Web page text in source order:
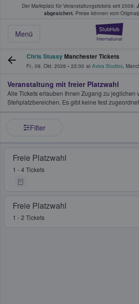
Der Marktplatz für Veranstaltungstickets seit 2009.
abgesichert. Preise können vom
Menü
Tickets kaufen &
Chris StussyManchester Tickets
Fr., 09. Okt. 2026 • 22:00 at Aviva Studios,
Veranstaltung mit freier Platzwahl
Alle Tickets erlauben Ihnen Zugang zu jeglichen
Stehplatzbereichen. Es gibt keine fest
Filter
Freie Platzwahl
1 - 4 Tickets
Freie Platzwahl
1 - 2 Tickets